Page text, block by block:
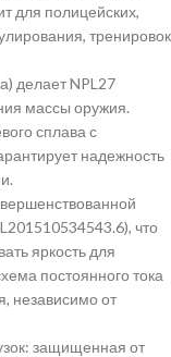
для полицейских,
тренировок
делает NPL27
массы оружия.
сплава с
надежность
что
яркость для
постоянного тока
независимо от
защищенная от